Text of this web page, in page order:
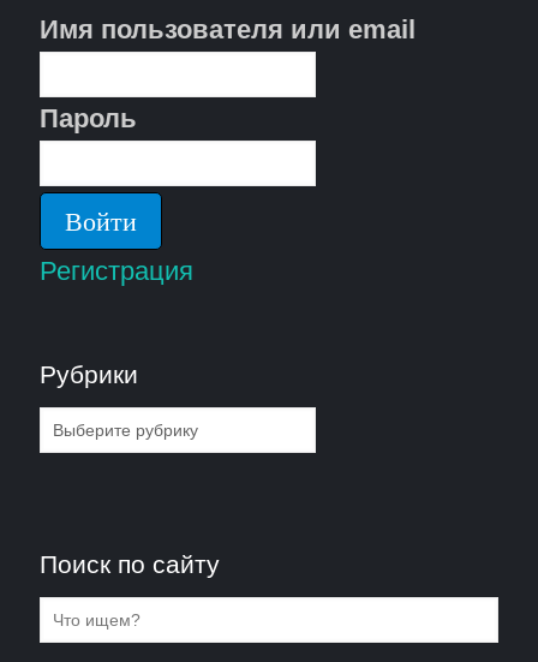
Имя пользователя или email
Пароль
Регистрация
Рубрики
Рубрики
Поиск по сайту